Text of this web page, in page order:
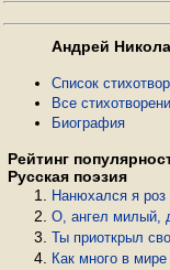
Случайное
Случайная
Рейтинг
Андрей
Список
Все
Биография
Рейтинг
Русская поэзия
Нанюхался я роз
О, ангел милый,
Ты приоткрыл
Как много в мире